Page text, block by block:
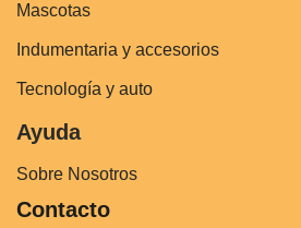
Mascotas
Indumentaria y accesorios
Tecnología y auto
Ayuda
Sobre Nosotros
Contacto